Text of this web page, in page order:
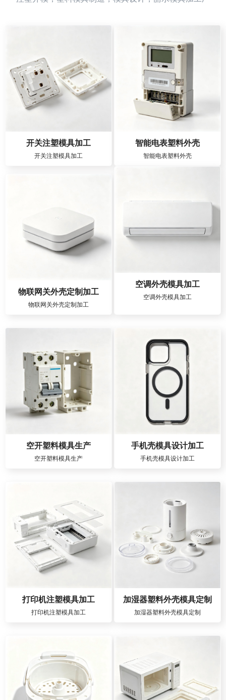
开关注塑模具加工
开关注塑模具加工
智能电表塑料外壳
智能电表塑料外壳
物联网关外壳定制加工
物联网关外壳定制加工
空调外壳模具加工
空调外壳模具加工
空开塑料模具生产
空开塑料模具生产
手机壳模具设计加工
手机壳模具设计加工
打印机注塑模具加工
打印机注塑模具加工
加湿器塑料外壳模具定制
加湿器塑料外壳模具定制